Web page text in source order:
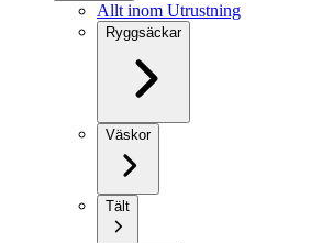
Allt inom Utrustning
Ryggsäckar
Väskor
Tält